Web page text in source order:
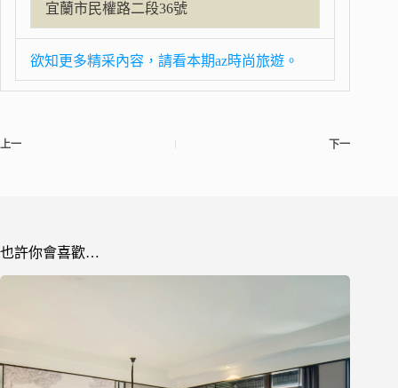
宜蘭市民權路二段36號
欲知更多精采內容，請看本期az時尚旅遊。
上一 下一
也許你會喜歡…